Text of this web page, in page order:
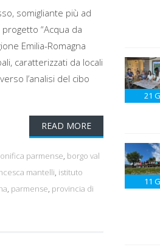
somigliante più ad
“Acqua da
Emilia-Romagna
caratterizzati da locali
l’analisi del cibo
READ MORE
parmense, borgo val
mantelli, istituto
, parmense, provincia di
21
11